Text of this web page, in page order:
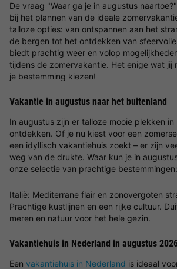
De vraag "Waar ga je in augustus
bij het plannen van de ideale
talloze opties: van ontspannen aan het
de bergen tot het ontdekken van
biedt prachtig weer en volop
tijdens de zomervakantie. Het enige wat jij
je bestemming kiezen!
Vakantie in augustus naar het buitenland
In augustus zijn er talloze mooie plekken in
ontdekken. Of je nu kiest voor een
een idyllisch vakantiehuis zoekt – er zijn
weg van de drukte. Waar kun je in
onze selectie van prachtige bestemmingen:
Italië: Mediterrane flair en zonovergoten
Prachtige kustlijnen en een rijke cultuur.
meren en natuur voor het hele gezin.
Vakantiehuis in Nederland in augustus
Een vakantiehuis in Nederland is ideaal